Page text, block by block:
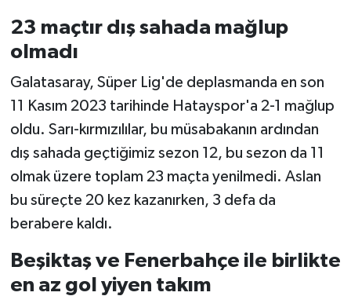
23 maçtır dış sahada mağlup
olmadı
Galatasaray, Süper Lig'de deplasmanda en son
11 Kasım 2023 tarihinde Hatayspor'a 2-1 mağlup
oldu. Sarı-kırmızılılar, bu müsabakanın ardından
dış sahada geçtiğimiz sezon 12, bu sezon da 11
olmak üzere toplam 23 maçta yenilmedi. Aslan
bu süreçte 20 kez kazanırken, 3 defa da
berabere kaldı.
Beşiktaş ve Fenerbahçe ile birlikte
en az gol yiyen takım